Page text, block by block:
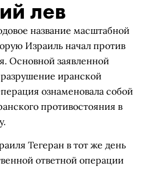
лев
название масштабной
Израиль начал против
Основной заявленной
иранской
ознаменовала собой
противостояния в
Тегеран в тот же день
ответной операции